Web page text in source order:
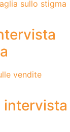
intervista